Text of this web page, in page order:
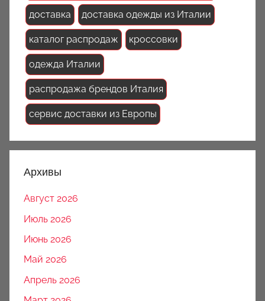
доставка доставка одежды из Италии
каталог распродаж кроссовки
одежда Италии
распродажа брендов Италия
сервис доставки из Европы
Архивы
Август 2026
Июль 2026
Июнь 2026
Май 2026
Апрель 2026